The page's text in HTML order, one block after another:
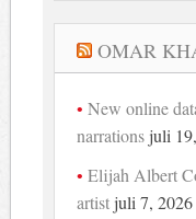
OMAR
New online
narrations juli
Elijah Albert
artist juli 7, 2026